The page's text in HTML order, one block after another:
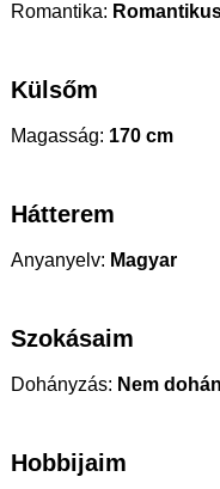
Romantika:
Külsőm
Magasság: 170 cm
Hátterem
Anyanyelv: Magyar
Szokásaim
Dohányzás: Nem
Hobbijaim